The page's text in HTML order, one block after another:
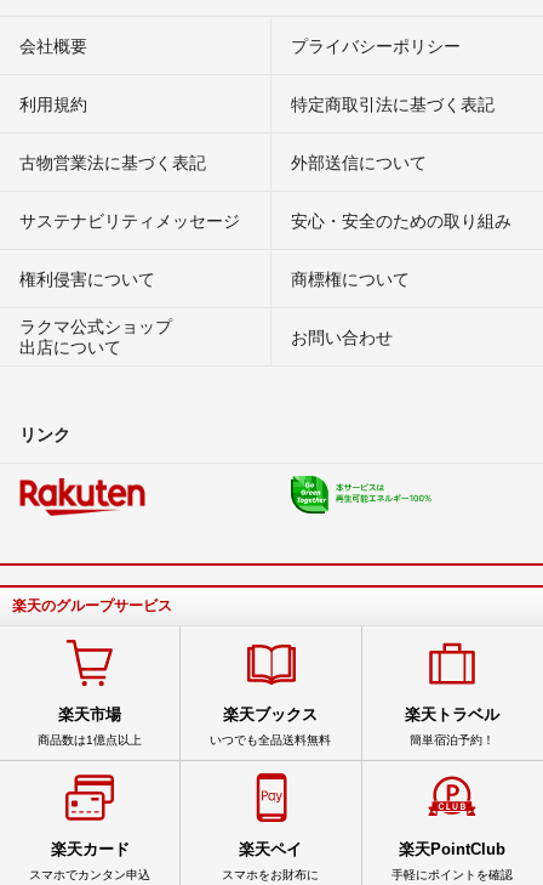
会社概要 プライバシーポリシー
利用規約 特定商取引法に基づく表記
古物営業法に基づく表記 外部送信について
サステナビリティメッセージ 安心・安全のための取り組み
権利侵害について
商標権について
ラクマ公式ショップ
出店について
お問い合わせ
リンク
楽天のグループサービス
楽天市場
商品数は1億点以上
楽天ブックス
いつでも全品送料無料
楽天トラベル
簡単宿泊予約！
楽天カード
スマホでカンタン申込
楽天ペイ
スマホをお財布に
楽天PointClub
手軽にポイントを確認